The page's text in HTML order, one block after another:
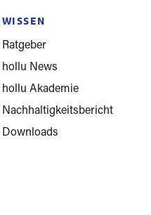
WISSEN
Ratgeber
hollu News
hollu Akademie
Nachhaltigkeitsbericht
Downloads